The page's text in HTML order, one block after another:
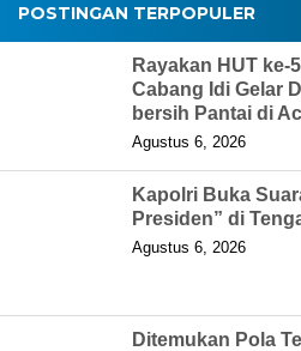
POSTINGAN TERPOPULER
Rayakan HUT ke-
Cabang Idi Gelar
bersih Pantai di
Agustus 6, 2026
Kapolri Buka
Presiden” di
Agustus 6, 2026
Ditemukan Pola